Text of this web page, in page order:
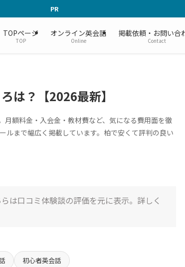
PR
TOPページ
TOP
オンライン英会話
Online
掲載依頼・お問い合
Contact
は？【2026最新】
月額料金・入会金・教材費など、気になる費用面を徹
ルまで幅広く掲載しています。柏で安くて評判の良い
は口コミ体験談の評価を元に表示。詳しく
初心者英会話